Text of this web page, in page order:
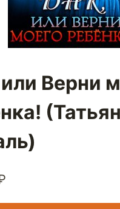
Верни